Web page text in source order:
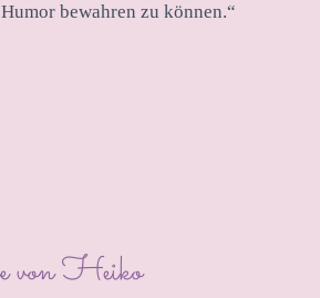
bewahren zu können.“
Heiko